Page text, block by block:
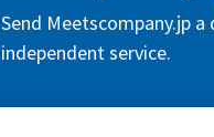
Send Meetscompany.jp
independent service.